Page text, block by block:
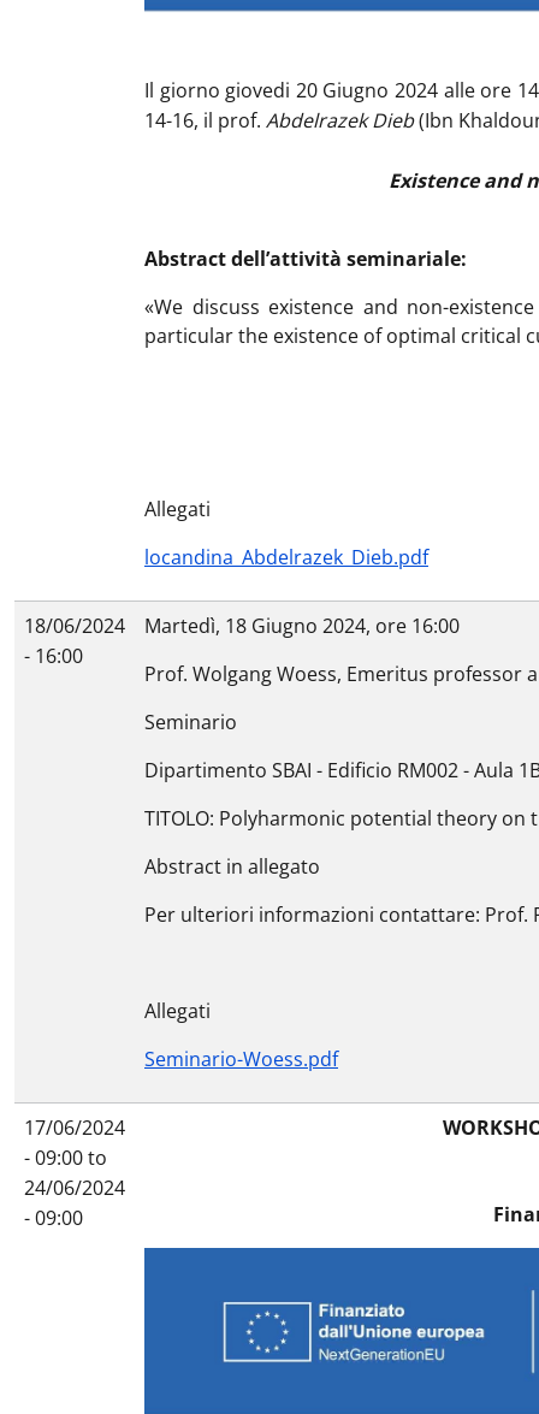
Il giorno giovedi 20 Giugno 2024 alle ore
14-16, il prof. Abdelrazek Dieb(Ibn
Existence and
Abstract dell’attività seminariale:
«We discuss existence and non-
particular the existence of optimal critical
Allegati
locandina_Abdelrazek_Dieb.pdf
18/06/2024
- 16:00
Martedì, 18 Giugno 2024, ore 16:00
Prof. Wolgang Woess, Emeritus professor
Seminario
Dipartimento SBAI - Edificio RM002 - Aula
TITOLO: Polyharmonic potential theory on
Abstract in allegato
Per ulteriori informazioni contattare: Prof.
Allegati
Seminario-Woess.pdf
17/06/2024
- 09:00to
24/06/2024
- 09:00